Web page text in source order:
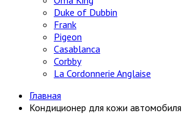
Duke of Dubbin
Frank
Pigeon
Casablanca
Corbby
La Cordonnerie Anglaise
Главная
Кондиционер для кожи автомобиля